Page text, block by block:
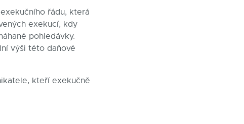
řádu, která
exekucí, kdy
pohledávky.
výši této daňové
kteří exekučně